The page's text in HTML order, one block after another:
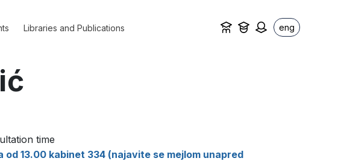
Libraries and Publications eng
time
od 13.00 kabinet 334 (najavite se mejlom unapred